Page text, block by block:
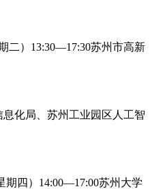
二）13:30—17:30苏州市高新
化局、苏州工业园区人工智
期四）14:00—17:00苏州大学